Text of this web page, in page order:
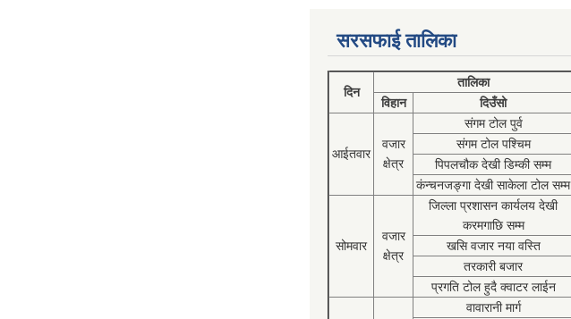
सरसफाई तालिका
दिन
तालिका
विहान
दिउँसो
आईतवार
वजार
क्षेत्र
संगम टोल पुर्व
संगम टोल पश्चिम
पिपलचौक देखी डिम्की सम्म
कंन्चनजङ्गा देखी साकेला टोल सम्म
सोमवार
वजार
क्षेत्र
जिल्ला प्रशासन कार्यलय देखी
करमगाछि सम्म
खसि वजार नया वस्ति
तरकारी बजार
प्रगति टोल हुदै क्वाटर लाईन
वावारानी मार्ग